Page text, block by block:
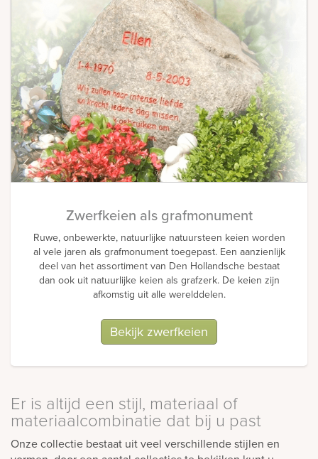
Zwerfkeien als grafmonument
Ruwe, onbewerkte, natuurlijke natuursteen keien worden
al vele jaren als grafmonument toegepast. Een aanzienlijk
deel van het assortiment van Den Hollandsche bestaat
dan ook uit natuurlijke keien als grafzerk. De keien zijn
afkomstig uit alle werelddelen.
Bekijk zwerfkeien
Er is altijd een stijl, materiaal of
materiaalcombinatie dat bij u past
Onze collectie bestaat uit veel verschillende stijlen en